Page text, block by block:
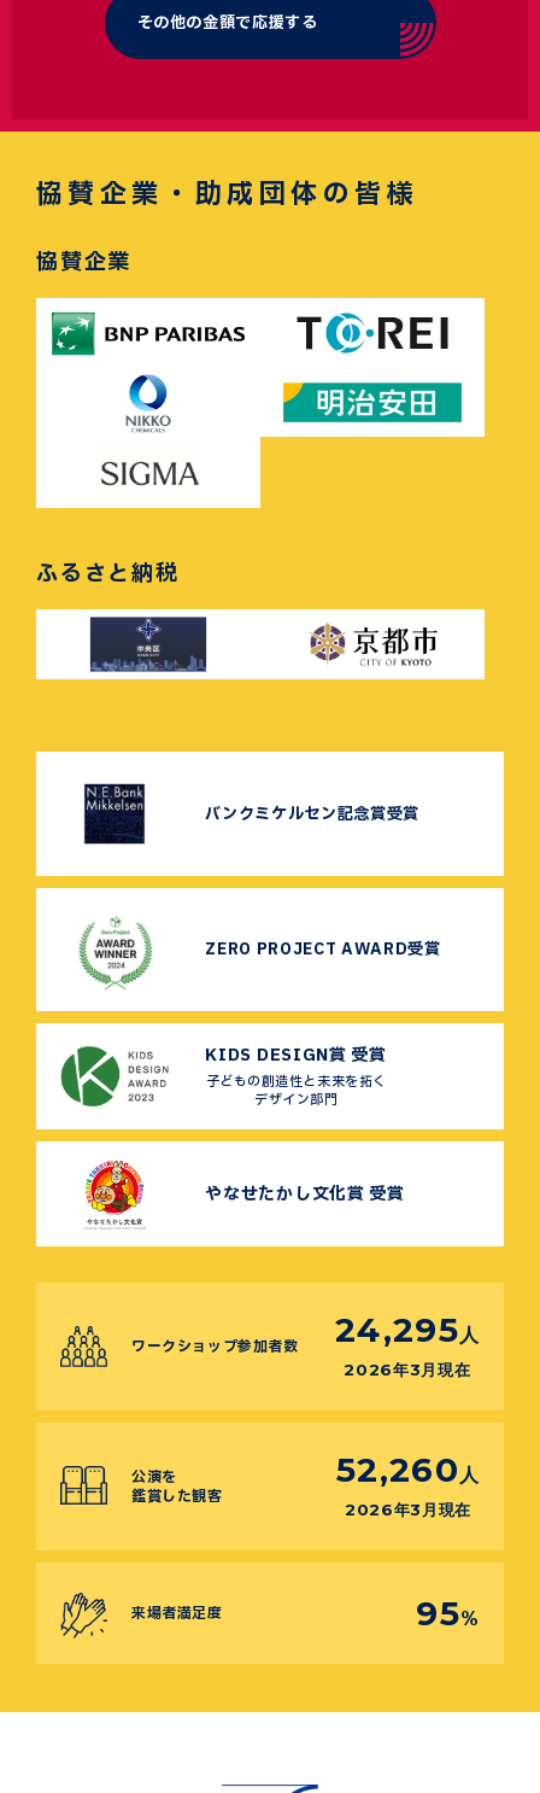
その他の金額で応援する
協賛企業・助成団体の皆様
協賛企業
ふるさと納税
バンクミケルセン記念賞受賞
ZERO PROJECT AWARD受賞
KIDS DESIGN賞 受賞
子どもの創造性と未来を拓く
デザイン部門
やなせたかし文化賞 受賞
ワークショップ参加者数 24,295 人
2026年3月現在
公演を
鑑賞した観客
52,260 人
2026年3月現在
来場者満足度 95%